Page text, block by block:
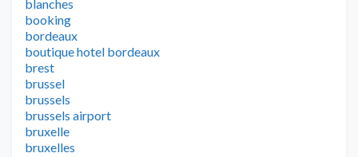
blanches
booking
bordeaux
boutique hotel bordeaux
brest
brussel
brussels
brussels airport
bruxelle
bruxelles